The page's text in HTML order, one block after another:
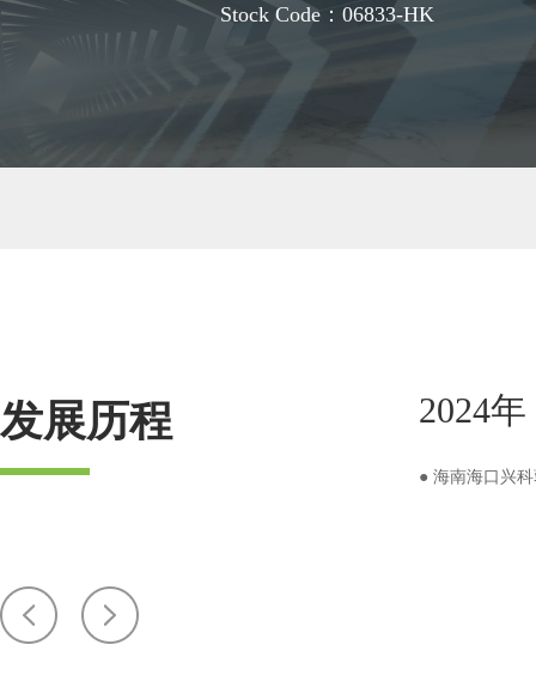
Stock Code：06833-HK
发展历程 2024年
● 海南海口兴